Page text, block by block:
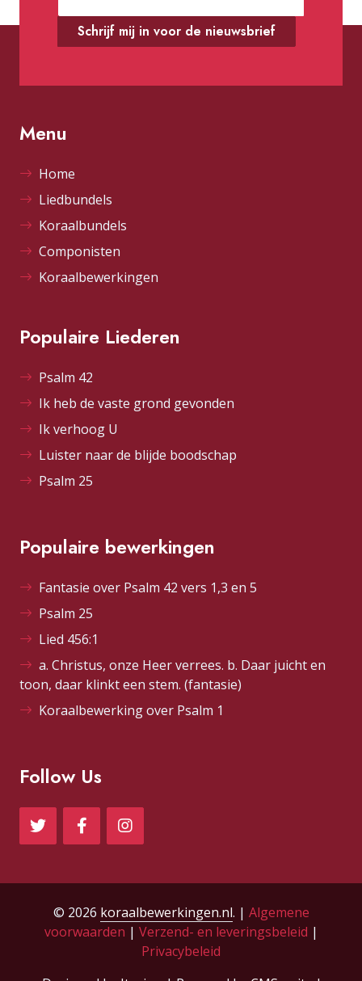
Schrijf mij in voor de nieuwsbrief
Menu
Home
Liedbundels
Koraalbundels
Componisten
Koraalbewerkingen
Populaire Liederen
Psalm 42
Ik heb de vaste grond gevonden
Ik verhoog U
Luister naar de blijde boodschap
Psalm 25
Populaire bewerkingen
Fantasie over Psalm 42 vers 1,3 en 5
Psalm 25
Lied 456:1
a. Christus, onze Heer verrees. b. Daar juicht en
toon, daar klinkt een stem. (fantasie)
Koraalbewerking over Psalm 1
Follow Us
© 2026 koraalbewerkingen.nl. | Algemene
voorwaarden | Verzend- en leveringsbeleid |
Privacybeleid